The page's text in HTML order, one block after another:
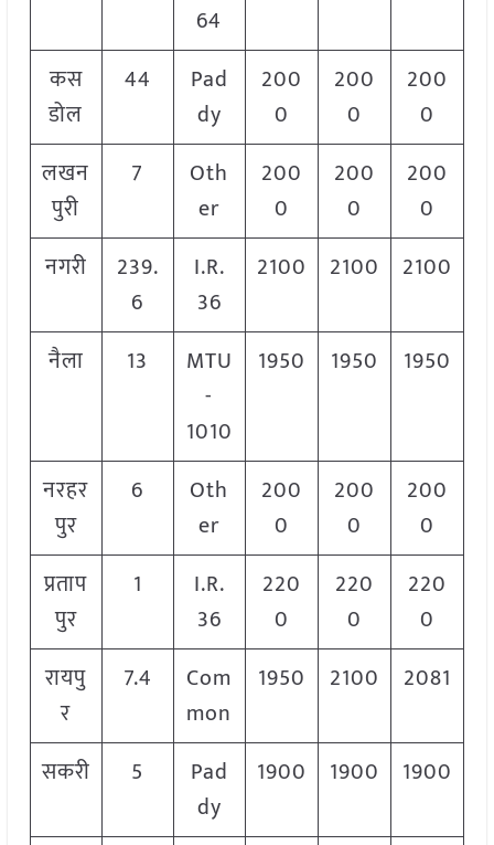
64
कस
डोल
44
Pad
dy
200
0
200
0
200
0
लखन
पुरी
7
Oth
er
200
0
200
0
200
0
नगरी
239.
6
I.R.
36
2100 2100 2100
नैला 13
MTU
-
1010
1950 1950 1950
नरहर
पुर
6
Oth
er
200
0
200
0
200
0
प्रताप
पुर
1
I.R.
36
220
0
220
0
220
0
रायपु
र
7.4
Com
mon
1950 2100 2081
सकरी 5
Pad
dy
1900 1900 1900